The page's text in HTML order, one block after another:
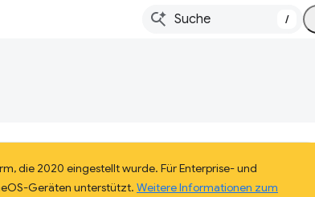
/
die 2020 eingestellt wurde. Für Enterprise- und
Geräten unterstützt. Weitere Informationen zum